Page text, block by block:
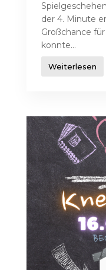
der 4. Minute
Großchance
konnte...
Weiterlesen